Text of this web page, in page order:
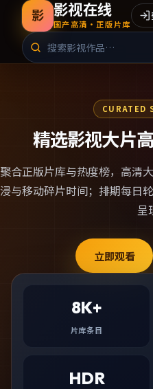
影 影视在线
国产高清·正版片库
CURATED
精选影视大片
聚合正版片库与热度榜， 高清
浸与移动碎片时间；排期每日
呈
立即观看
8K+
片库条目
HDR